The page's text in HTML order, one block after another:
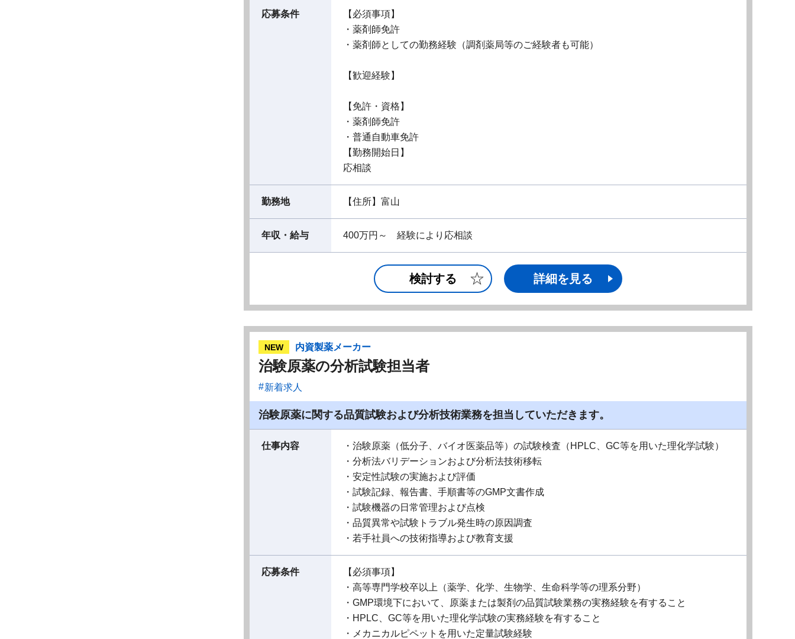
応募条件
【必須事項】
・薬剤師免許
・薬剤師としての勤務経験（調剤薬局等のご経験者も可能）
【歓迎経験】
【免許・資格】
・薬剤師免許
・普通自動車免許
【勤務開始日】
応相談
勤務地 【住所】富山
年収・給与 400万円～ 経験により応相談
検討する 詳細を見る
NEW 内資製薬メーカー
治験原薬の分析試験担当者
新着求人
治験原薬に関する品質試験および分析技術業務を担当していただきます。
仕事内容
・治験原薬（低分子、バイオ医薬品等）の試験検査（HPLC、GC等を用いた理化学試験）
・分析法バリデーションおよび分析法技術移転
・安定性試験の実施および評価
・試験記録、報告書、手順書等のGMP文書作成
・試験機器の日常管理および点検
・品質異常や試験トラブル発生時の原因調査
・若手社員への技術指導および教育支援
応募条件
【必須事項】
・高等専門学校卒以上（薬学、化学、生物学、生命科学等の理系分野）
・GMP環境下において、原薬または製剤の品質試験業務の実務経験を有すること
・HPLC、GC等を用いた理化学試験の実務経験を有すること
・メカニカルピペットを用いた定量試験経験